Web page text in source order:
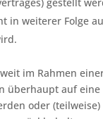
in weiterer Folge
im Rahmen
überhaupt auf eine
oder (teilweise)